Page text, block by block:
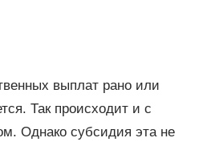
выплат рано или
Так происходит и с
Однако субсидия эта не